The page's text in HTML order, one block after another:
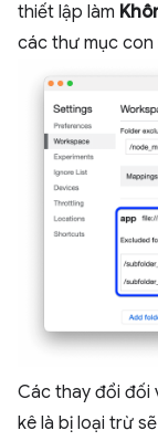
thiết lập làm
các thư mục
Các thay đổi
kê là bị loại trừ